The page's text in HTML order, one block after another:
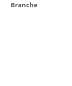
Branche